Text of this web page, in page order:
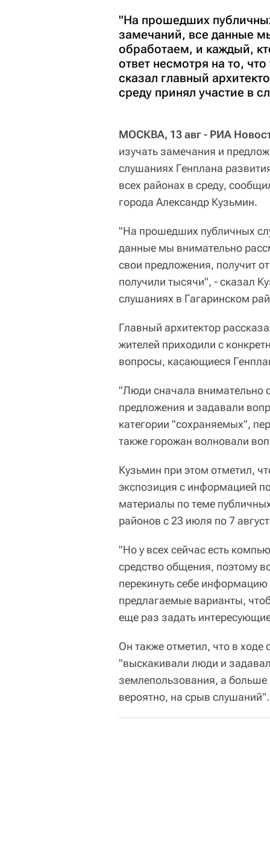
"На прошедших
замечаний, все данные
обработаем, и каждый,
ответ несмотря на то,
сказал главный
среду принял участие в
МОСКВА, 13 авг - РИА
изучать замечания и
слушаниях Генплана
всех районах в среду,
города Александр Кузьмин.
"На прошедших публичных
данные мы внимательно
свои предложения, получит
получили тысячи", - сказал
слушаниях в Гагаринском
Главный архитектор
жителей приходили с
вопросы, касающиеся
"Люди сначала внимательно
предложения и задавали
категории "сохраняемых",
также горожан волновали
Кузьмин при этом отметил,
экспозиция с информацией
материалы по теме
районов с 23 июля по 7
"Но у всех сейчас есть
средство общения, поэтому
перекинуть себе
предлагаемые варианты,
еще раз задать
Он также отметил, что в ходе
"выскакивали люди и
землепользования, а
вероятно, на срыв слушаний".